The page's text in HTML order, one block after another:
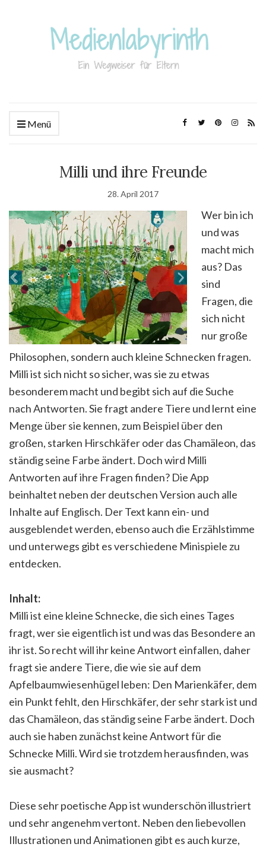
Menü
Milli und ihre Freunde
28. April 2017
Wer bin ich
und was
macht mich
aus? Das
sind
Fragen, die
sich nicht
nur große
Philosophen, sondern auch kleine Schnecken fragen.
Milli ist sich nicht so sicher, was sie zu etwas
besonderem macht und begibt sich auf die Suche
nach Antworten. Sie fragt andere Tiere und lernt eine
Menge über sie kennen, zum Beispiel über den
großen, starken Hirschkäfer oder das Chamäleon, das
ständig seine Farbe ändert. Doch wird Milli
Antworten auf ihre Fragen finden? Die App
beinhaltet neben der deutschen Version auch alle
Inhalte auf Englisch. Der Text kann ein- und
ausgeblendet werden, ebenso auch die Erzählstimme
und unterwegs gibt es verschiedene Minispiele zu
entdecken.
Inhalt:
Milli ist eine kleine Schnecke, die sich eines Tages
fragt, wer sie eigentlich ist und was das Besondere an
ihr ist. So recht will ihr keine Antwort einfallen, daher
fragt sie andere Tiere, die wie sie auf dem
Apfelbaumwiesenhügel leben: Den Marienkäfer, dem
ein Punkt fehlt, den Hirschkäfer, der sehr stark ist und
das Chamäleon, das ständig seine Farbe ändert. Doch
auch sie haben zunächst keine Antwort für die
Schnecke Milli. Wird sie trotzdem herausfinden, was
sie ausmacht?
Diese sehr poetische App ist wunderschön illustriert
und sehr angenehm vertont. Neben den liebevollen
Illustrationen und Animationen gibt es auch kurze,